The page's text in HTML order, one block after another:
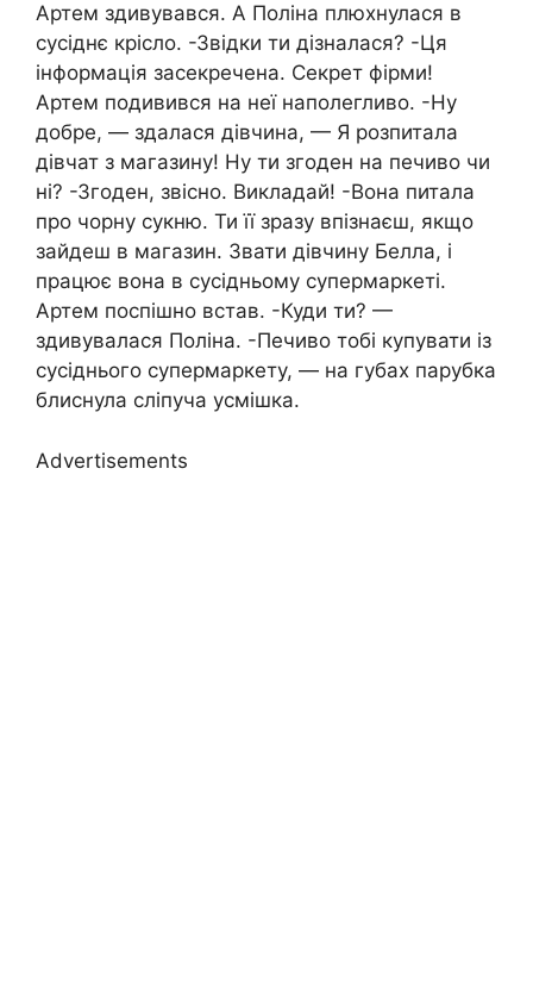
Артем здивувався. А Поліна плюхнулася в
сусіднє крісло. -Звідки ти дізналася? -Ця
інформація засекречена. Секрет фірми!
Артем подивився на неї наполегливо. -Ну
добре, — здалася дівчина, — Я розпитала
дівчат з магазину! Ну ти згоден на печиво чи
ні? -Згоден, звісно. Викладай! -Вона питала
про чорну сукню. Ти її зразу впізнаєш, якщо
зайдеш в магазин. Звати дівчину Белла, і
працює вона в сусідньому супермаркеті.
Артем поспішно встав. -Куди ти? —
здивувалася Поліна. -Печиво тобі купувати із
сусіднього супермаркету, — на губах парубка
блиснула сліпуча усмішка.
Advertisements